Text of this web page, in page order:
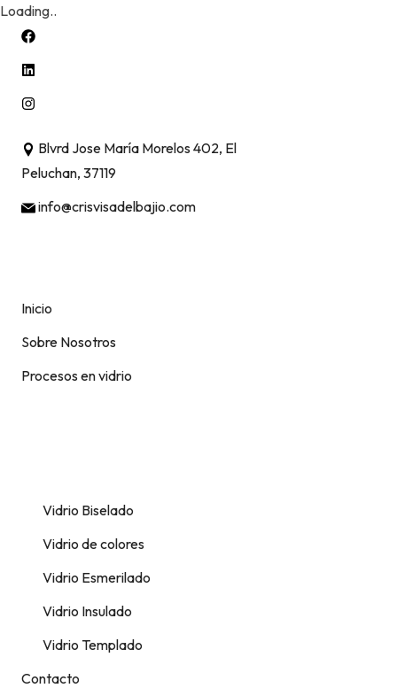
Loading..
Skip
content
Blvrd Jose María Morelos 402, El
Peluchan, 37119
info@crisvisadelbajio.com
Inicio
Sobre Nosotros
Procesos en vidrio
Vidrio Biselado
Vidrio de colores
Vidrio Esmerilado
Vidrio Insulado
Vidrio Templado
Contacto